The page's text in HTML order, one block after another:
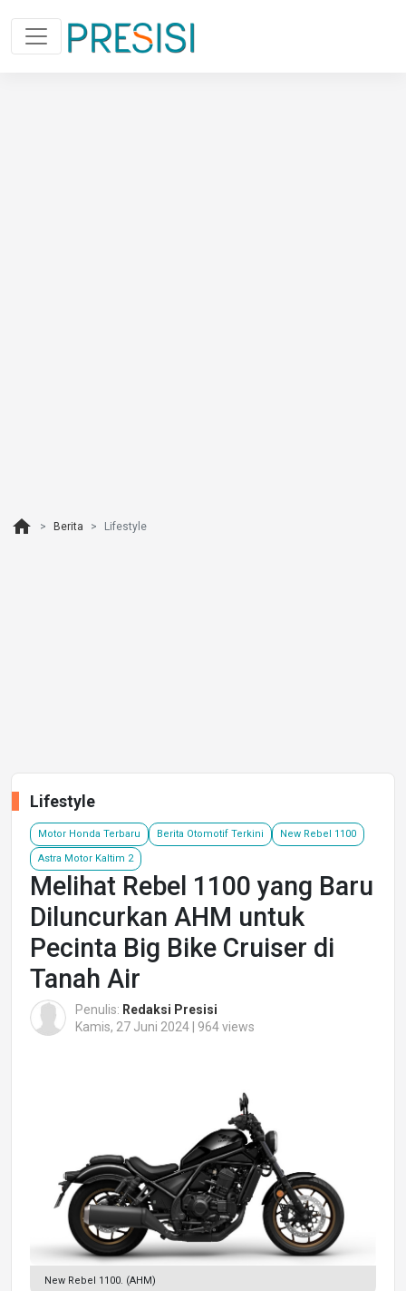
home Berita Lifestyle
Lifestyle
Motor Honda Terbaru Berita Otomotif Terkini New Rebel 1100
Astra Motor Kaltim 2
Melihat Rebel 1100 yang Baru
Diluncurkan AHM untuk
Pecinta Big Bike Cruiser di
Tanah Air
Penulis: Redaksi Presisi
Kamis, 27 Juni 2024 | 964 views
New Rebel 1100. (AHM)